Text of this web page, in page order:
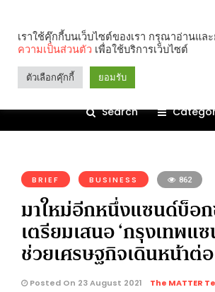
Search
BRIEF BUSINESS 862
มาใหม่อีกหนึ่งแซนด์บ็อ
เตรียมเสนอ ‘กรุงเทพแ
ช่วยเศรษฐกิจเดินหน้าต่อ
Posted On 23 August 2021 The MATTER
เราใช้คุ๊กกี้บนเว็บไซต์ของเรา กรุณาอ่านแล
ความเป็นส่วนตัว เพื่อใช้บริการเว็บไซต์
ตัวเลือกคุ๊กกี้ ยอมรับ